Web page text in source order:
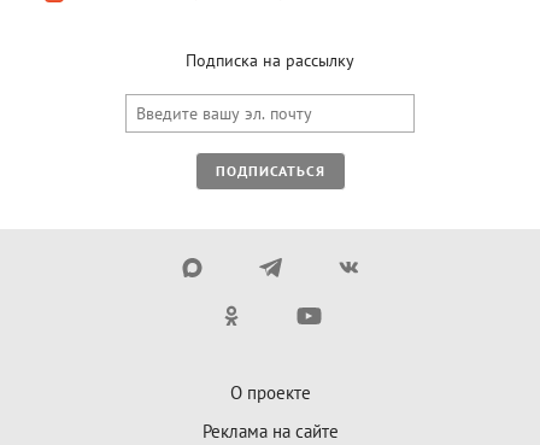
Подписка на рассылку
ПОДПИСАТЬСЯ
О проекте
Реклама на сайте